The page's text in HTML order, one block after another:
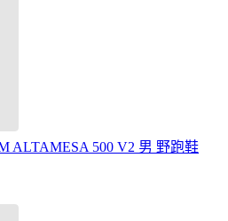
ALTAMESA 500 V2 男 野跑鞋